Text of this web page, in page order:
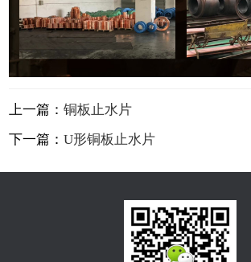
上一篇：铜板止水片
下一篇：U形铜板止水片